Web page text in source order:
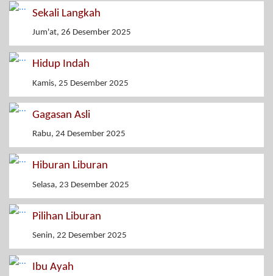
Sekali Langkah
Jum'at, 26 Desember 2025
Hidup Indah
Kamis, 25 Desember 2025
Gagasan Asli
Rabu, 24 Desember 2025
Hiburan Liburan
Selasa, 23 Desember 2025
Pilihan Liburan
Senin, 22 Desember 2025
Ibu Ayah